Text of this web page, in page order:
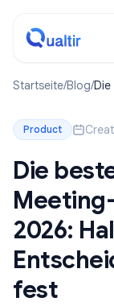
Startseite/Blog/
Product
Die
2026:
fest